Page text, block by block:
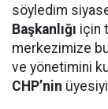
söyledim
Başkanlığı için
merkezimize
ve yönetimini
CHP’nin